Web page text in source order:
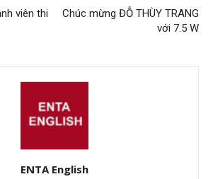
viên thi
Chúc mừng ĐỖ THÙY TRANG
với 7.5 W
ENTA English